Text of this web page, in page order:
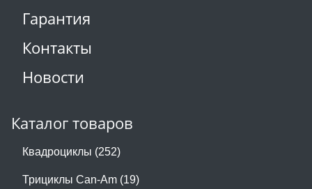
Гарантия
Контакты
Новости
Каталог товаров
Квадроциклы (252)
Трициклы Can-Am (19)